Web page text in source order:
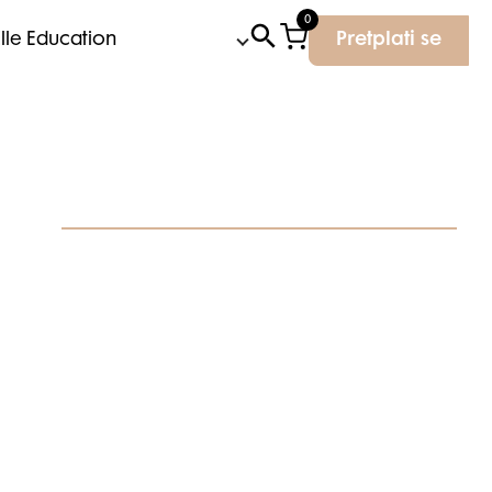
Education
0
Pretplati se